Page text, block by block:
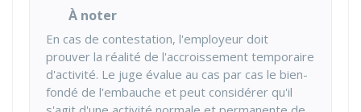
À noter
En cas de contestation, l'employeur doit
prouver la réalité de l'accroissement temporaire
d'activité. Le juge évalue au cas par cas le bien-
fondé de l'embauche et peut considérer qu'il